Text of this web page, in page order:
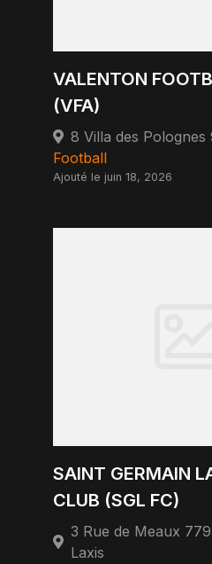
VALENTON
(VFA)
8 Villa des
Football
Ajouté le juin 18, 2026
SAINT GERMAIN
CLUB (SGL FC)
3 Rue de Meaux
Laxis